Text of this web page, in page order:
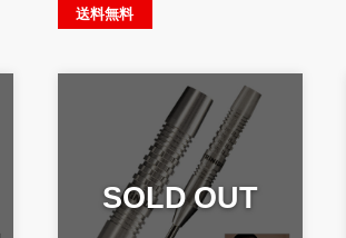
送料無料
SOLD OUT